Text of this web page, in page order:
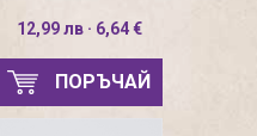
12,99 лв · 6,64 €
ПОРЪЧАЙ